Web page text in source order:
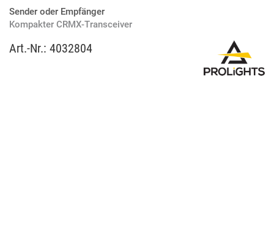
Sender oder Empfänger
Kompakter CRMX-Transceiver
Art.-Nr.: 4032804